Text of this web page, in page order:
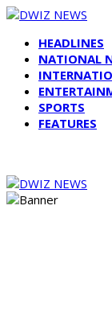
HEADLINES
NATIONAL
SPORTS
FEATURES